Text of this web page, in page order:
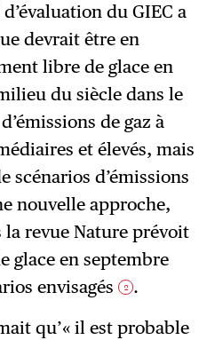
du GIEC a
devrait être en
libre de glace en
du siècle dans le
de gaz à
et élevés, mais
scénarios d’émissions
nouvelle approche,
la revue Nature prévoit
glace en septembre
envisagés 2 .
qu’« il est probable